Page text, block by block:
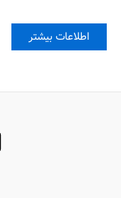
اطلاعات بیشتر